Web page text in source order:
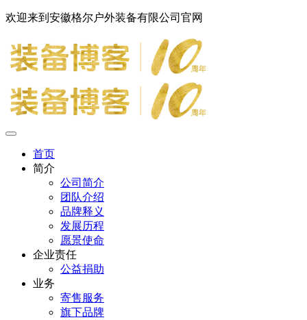
欢迎来到安徽格尔户外装备有限公司官网
首页
简介
公司简介
团队介绍
品牌释义
发展历程
愿景使命
企业责任
公益捐助
业务
寄售服务
旗下品牌